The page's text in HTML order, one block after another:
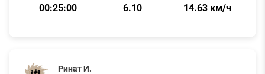
00:25:00 6.10 14.63 км/ч
Ринат И.